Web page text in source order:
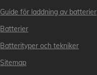
Guide för laddning av batterier
Batterier
Batterityper och tekniker
Sitemap